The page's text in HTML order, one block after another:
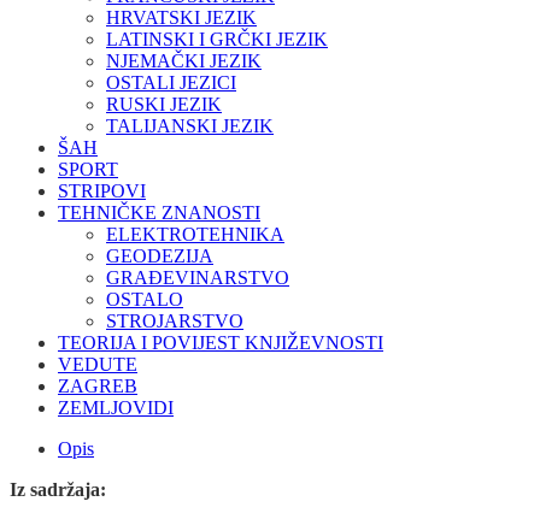
HRVATSKI JEZIK
LATINSKI I GRČKI JEZIK
NJEMAČKI JEZIK
OSTALI JEZICI
RUSKI JEZIK
TALIJANSKI JEZIK
ŠAH
SPORT
STRIPOVI
TEHNIČKE ZNANOSTI
ELEKTROTEHNIKA
GEODEZIJA
GRAĐEVINARSTVO
OSTALO
STROJARSTVO
TEORIJA I POVIJEST KNJIŽEVNOSTI
VEDUTE
ZAGREB
ZEMLJOVIDI
Opis
Iz sadržaja: